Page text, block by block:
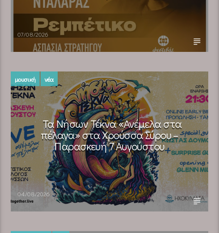
07/08/2026
μουσική νέα
Τα Νήσων Τέκνα «Ανέμελα στα
πέλαγα» στα Χρούσσα Σύρου –
Παρασκευή 7 Αυγούστου
04/08/2026